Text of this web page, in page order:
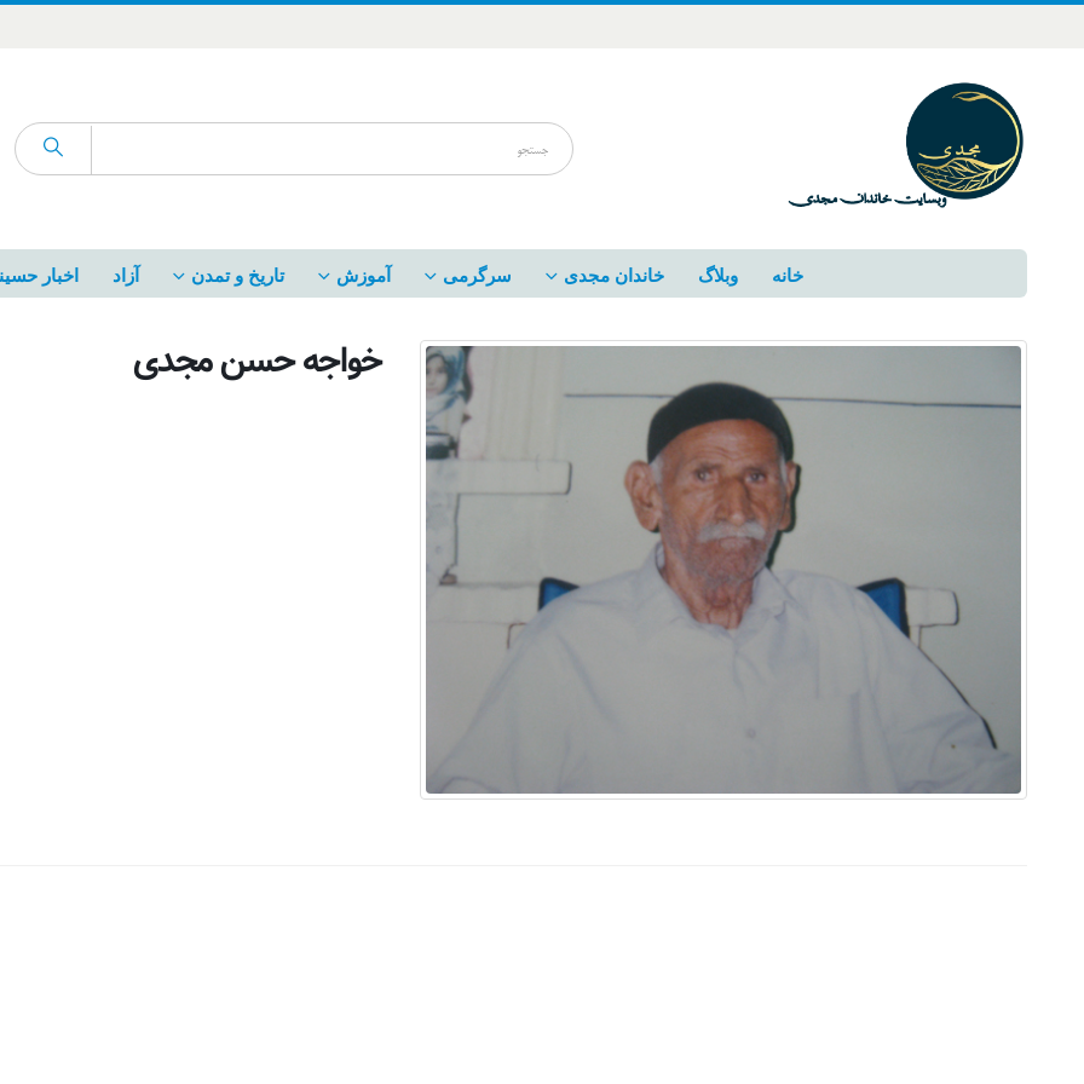
خانه وبلاگ خاندان مجدی سرگرمی آموزش تاریخ و تمدن آزاد اخبار
خواجه حسن مجدی